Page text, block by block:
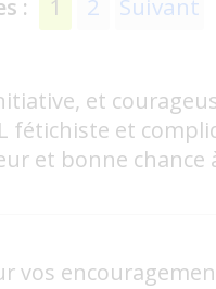
: 1 2 Suivant
et
fétichiste et
et bonne chance
vos